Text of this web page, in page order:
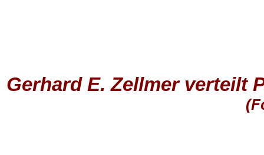
Gerhard E. Zellmer verteilt